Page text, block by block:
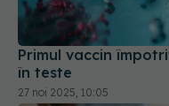
Primul vaccin
în teste
27 noi 2025, 10:05